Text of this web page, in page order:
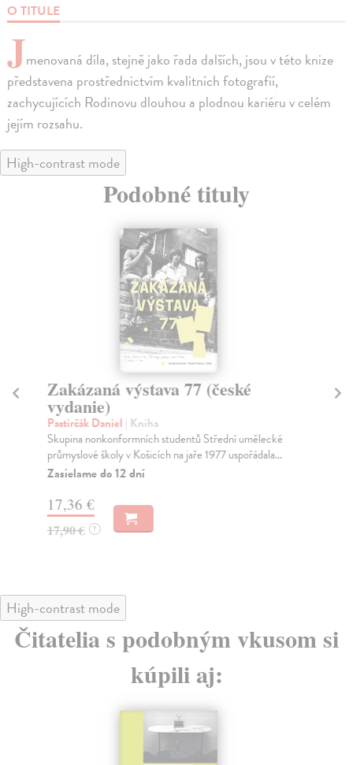
O TITULE
Jmenovaná díla, stejně jako řada dalších, jsou v této knize
představena prostřednictvím kvalitních fotografií,
zachycujících Rodinovu dlouhou a plodnou kariéru v celém
jejím rozsahu.
High-contrast mode
Podobné tituly
Zakázaná výstava 77 (české
vydanie)
Pastirčák Daniel | Kniha
Skupina nonkonformních studentů Střední umělecké
průmyslové školy v Košicích na jaře 1977 uspořádala...
Zasielame do 12 dní
17,36 €
17,90 € ?
High-contrast mode
Čitatelia s podobným vkusom si
kúpili aj: